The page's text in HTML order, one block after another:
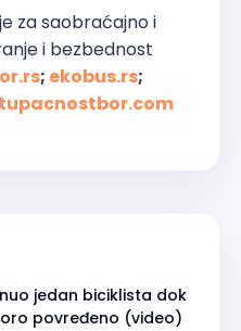
za saobraćajno i
i bezbednost
; ekobus.rs;
jedan biciklista dok
povređeno (video)